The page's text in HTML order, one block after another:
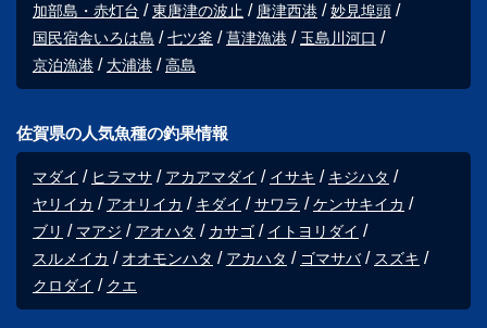
加部島・赤灯台
東唐津の波止 唐津西港
妙見埠頭
国民宿舎いろは島
七ツ釜 菖津漁港
玉島川河口
京泊漁港
大浦港 高島
佐賀県の人気魚種の釣果情報
マダイ ヒラマサ アカアマダイ イサキ
キジハタ
ヤリイカ
アオリイカ キダイ サワラ
ケンサキイカ
ブリ
マアジ アオハタ カサゴ
イトヨリダイ
スルメイカ
オオモンハタ アカハタ ゴマサバ
スズキ
クロダイ
クエ